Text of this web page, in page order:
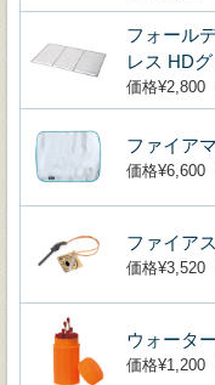
フォール
レス HD
価格¥2,800
ファイア
価格¥6,600
ファイア
価格¥3,520
ウォータ
価格¥1,200